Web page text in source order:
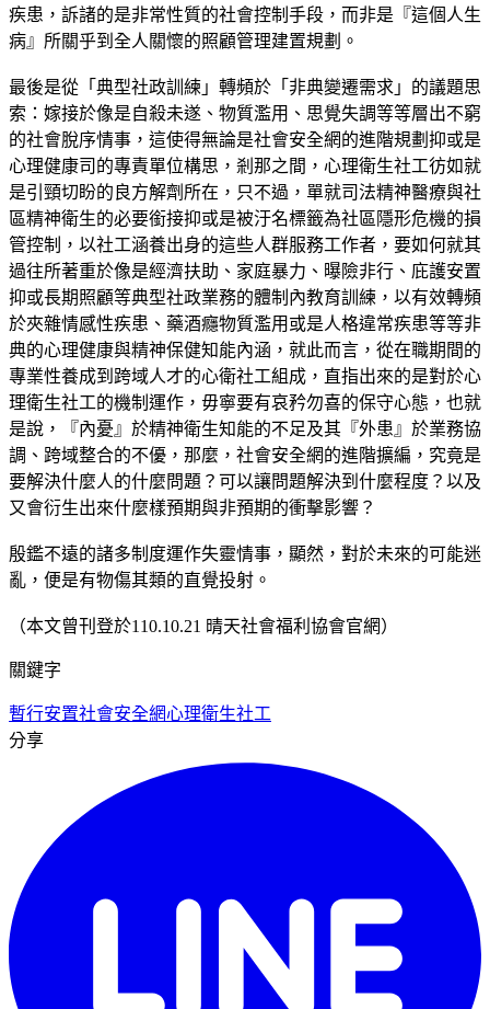
疾患，訴諸的是非常性質的社會控制手段，而非是『這個人生
病』所關乎到全人關懷的照顧管理建置規劃。
最後是從「典型社政訓練」轉頻於「非典變遷需求」的議題思
索：嫁接於像是自殺未遂、物質濫用、思覺失調等等層出不窮
的社會脫序情事，這使得無論是社會安全網的進階規劃抑或是
心理健康司的專責單位構思，剎那之間，心理衛生社工彷如就
是引頸切盼的良方解劑所在，只不過，單就司法精神醫療與社
區精神衛生的必要銜接抑或是被汙名標籤為社區隱形危機的損
管控制，以社工涵養出身的這些人群服務工作者，要如何就其
過往所著重於像是經濟扶助、家庭暴力、曝險非行、庇護安置
抑或長期照顧等典型社政業務的體制內教育訓練，以有效轉頻
於夾雜情感性疾患、藥酒癮物質濫用或是人格違常疾患等等非
典的心理健康與精神保健知能內涵，就此而言，從在職期間的
專業性養成到跨域人才的心衛社工組成，直指出來的是對於心
理衛生社工的機制運作，毋寧要有哀矜勿喜的保守心態，也就
是說，『內憂』於精神衛生知能的不足及其『外患』於業務協
調、跨域整合的不優，那麼，社會安全網的進階擴編，究竟是
要解決什麼人的什麼問題？可以讓問題解決到什麼程度？以及
又會衍生出來什麼樣預期與非預期的衝擊影響？
殷鑑不遠的諸多制度運作失靈情事，顯然，對於未來的可能迷
亂，便是有物傷其類的直覺投射。
（本文曾刊登於110.10.21 晴天社會福利協會官網）
關鍵字
暫行安置社會安全網心理衛生社工
分享